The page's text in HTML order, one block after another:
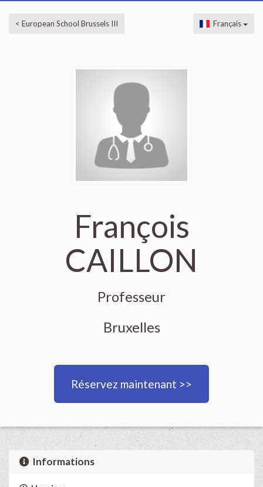
< European School Brussels III Français
François
CAILLON
Professeur
Bruxelles
Réservez maintenant >>
Informations